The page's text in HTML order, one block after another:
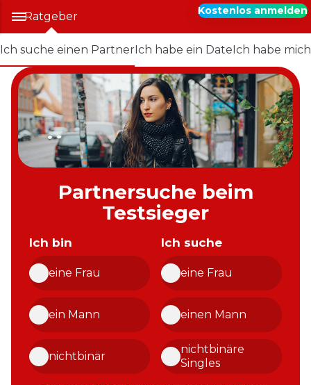
Ratgeber
Ich suche einen PartnerIch habe ein DateIch habe
Kostenlos anmelden
Partnersuche beim
Testsieger
Ich bin
eine Frau
ein Mann
nichtbinär
Ich suche
eine Frau
einen Mann
nichtbinäre
Singles